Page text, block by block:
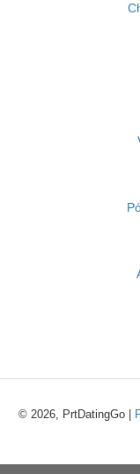
© 2026, PrtDatingGo |